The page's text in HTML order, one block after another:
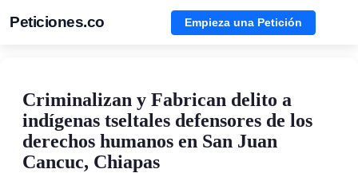
Peticiones.co Empieza una Petición
Criminalizan y Fabrican delito a
indígenas tseltales defensores de los
derechos humanos en San Juan
Cancuc, Chiapas